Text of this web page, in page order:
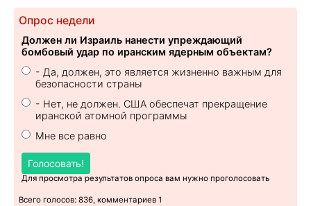
Опрос недели
Должен ли Израиль нанести упреждающий
бомбовый удар по иранским ядерным объектам?
- Да, должен, это является жизненно важным для
безопасности страны
- Нет, не должен. США обеспечат прекращение
иранской атомной программы
Мне все равно
Голосовать!
Для просмотра результатов опроса вам нужно проголосовать
Всего голосов: 836, комментариев 1